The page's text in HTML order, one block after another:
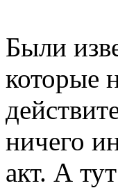
Были
которые
ничего
акт. А